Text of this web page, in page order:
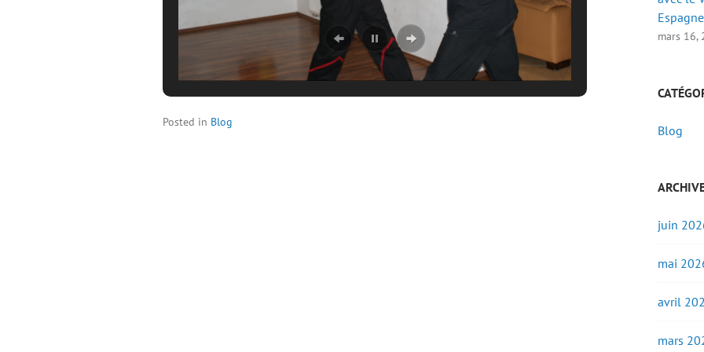
Posted in Blog
Espagne
mars 16,
Blog
juin
mai
avril
mars